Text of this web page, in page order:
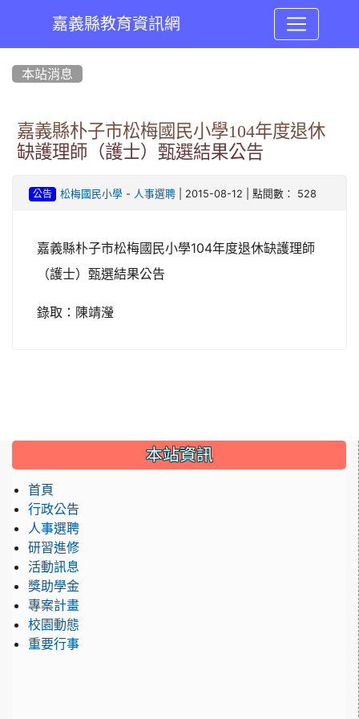
嘉義縣教育資訊網
本站消息
嘉義縣朴子市松梅國民小學104年度退休
缺護理師（護士）甄選結果公告
公告 松梅國民小學- 人事選聘| 2015-08-12 | 點閱數： 528
嘉義縣朴子市松梅國民小學104年度退休缺護理師
（護士）甄選結果公告
錄取：陳靖瀅
::: 本站資訊
首頁
行政公告
人事選聘
研習進修
活動訊息
獎助學金
專案計畫
校園動態
重要行事